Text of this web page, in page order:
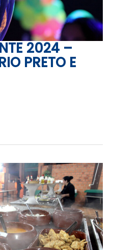
2024 –
PRETO E